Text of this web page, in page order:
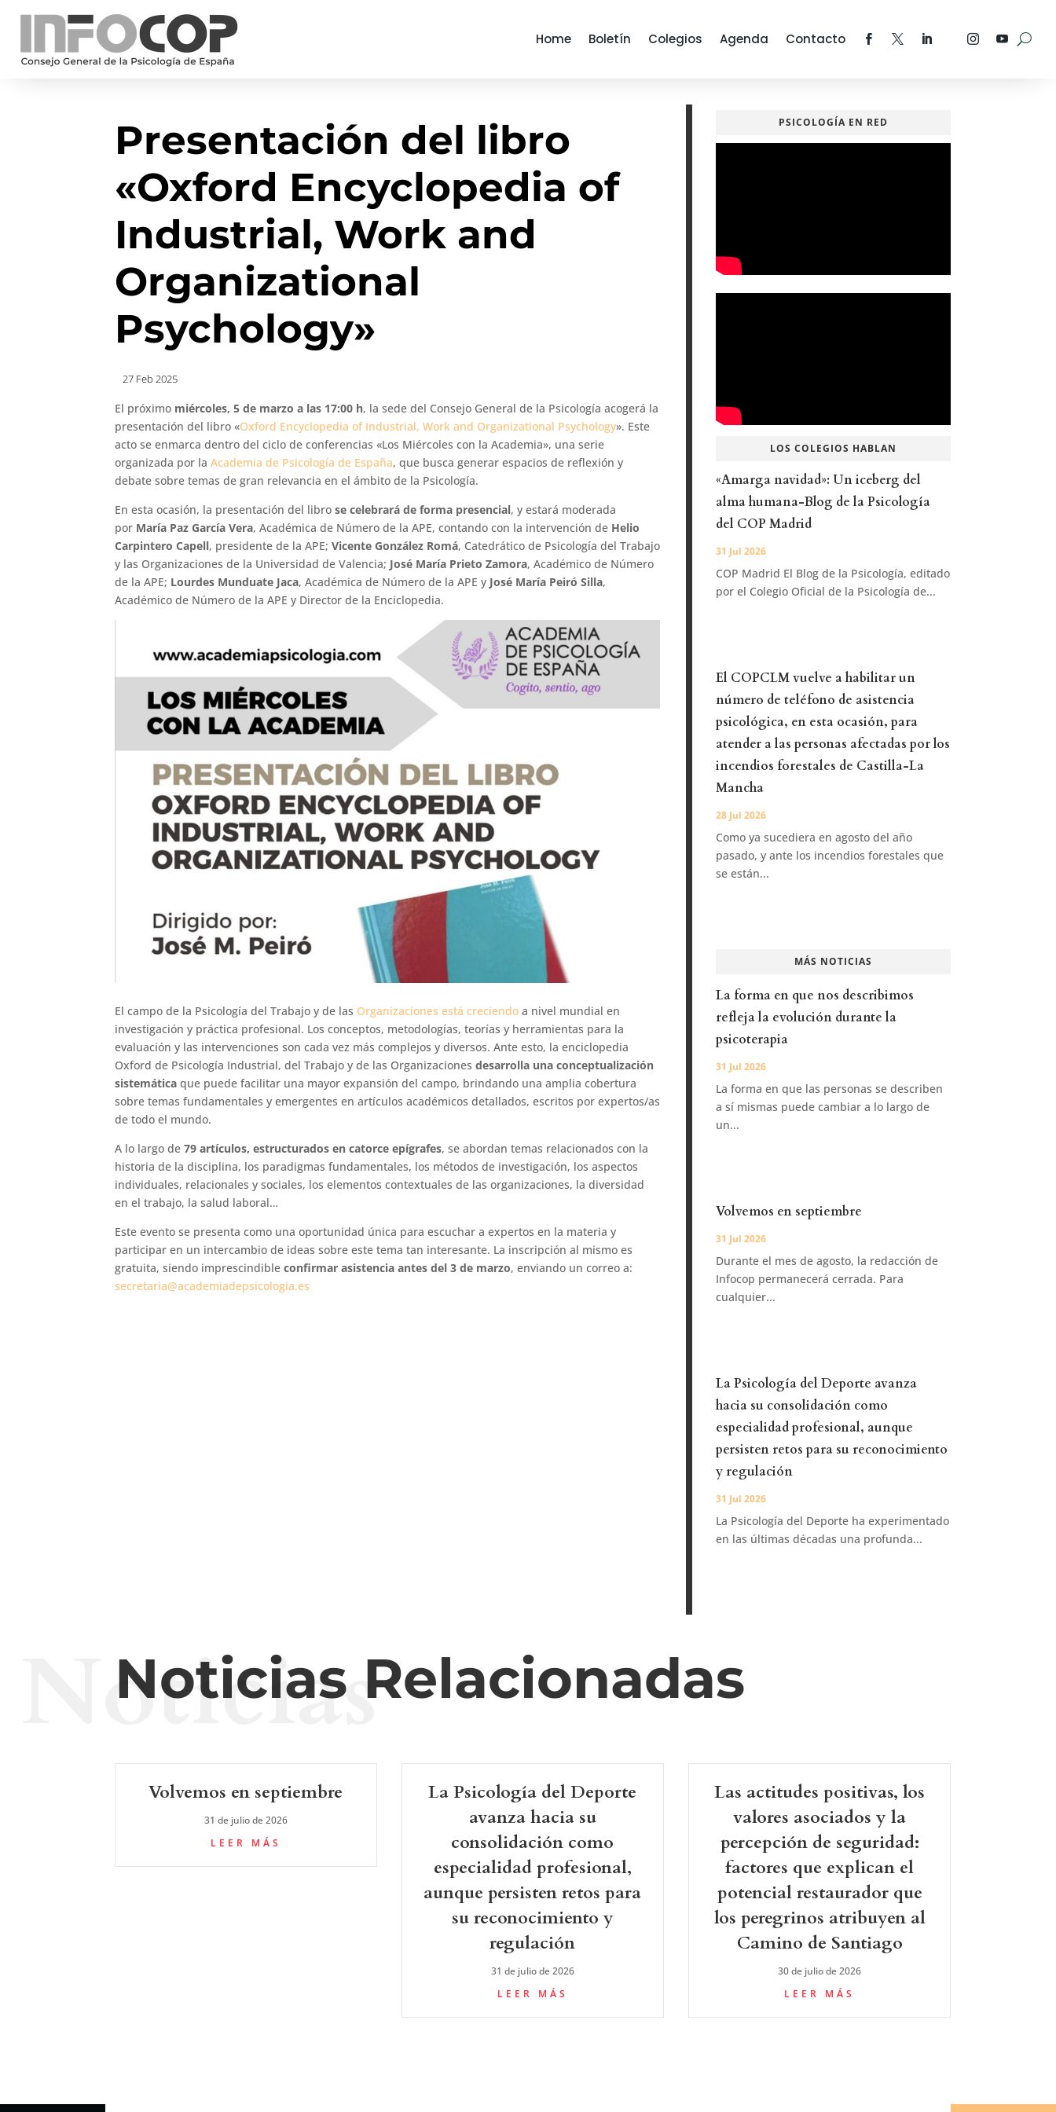
Home Boletín Colegios Agenda Contacto
Presentación del libro
«Oxford Encyclopedia of
Industrial, Work and
Organizational
Psychology»
27 Feb 2025
El próximo miércoles, 5 de marzo a las 17:00 h, la sede del Consejo General de la Psicología acogerá la
presentación del libro «Oxford Encyclopedia of Industrial, Work and Organizational Psychology». Este
acto se enmarca dentro del ciclo de conferencias «Los Miércoles con la Academia», una serie
organizada por laAcademia de Psicología de España, que busca generar espacios de reflexión y
debate sobre temas de gran relevancia en el ámbito de la Psicología.
En esta ocasión, la presentación del librose celebrará de forma presencial, y estará moderada
por María Paz García Vera, Académica de Número de la APE, contando con la intervención de Helio
Carpintero Capell, presidente de la APE;Vicente González Romá, Catedrático de Psicología del Trabajo
y las Organizaciones de la Universidad de Valencia; José María Prieto Zamora, Académico de Número
de la APE; Lourdes Munduate Jaca, Académica de Número de la APE y José María Peiró Silla,
Académico de Número de la APE y Director de la Enciclopedia.
El campo de la Psicología del Trabajo y de las Organizaciones está creciendo a nivel mundial en
investigación y práctica profesional. Los conceptos, metodologías, teorías y herramientas para la
evaluación y las intervenciones son cada vez más complejos y diversos. Ante esto, la enciclopedia
Oxford de Psicología Industrial, del Trabajo y de las Organizacionesdesarrolla una conceptualización
sistemática que puede facilitar una mayor expansión del campo, brindando una amplia cobertura
sobre temas fundamentales y emergentes en artículos académicos detallados, escritos por expertos/as
de todo el mundo.
A lo largo de79 artículos, estructurados en catorce epígrafes, se abordan temas relacionados con la
historia de la disciplina, los paradigmas fundamentales, los métodos de investigación, los aspectos
individuales, relacionales y sociales, los elementos contextuales de las organizaciones, la diversidad
en el trabajo, la salud laboral…
Este evento se presenta como una oportunidad única para escuchar a expertos en la materia y
participar en un intercambio de ideas sobre este tema tan interesante. La inscripción al mismo es
gratuita, siendo imprescindibleconfirmar asistencia antes del 3 de marzo, enviando un correo a:
secretaria@academiadepsicologia.es
PSICOLOGÍA EN RED
LOS COLEGIOS HABLAN
«Amarga navidad»: Un iceberg del
alma humana-Blog de la Psicología
del COP Madrid
31 Jul 2026
COP Madrid El Blog de la Psicología, editado
por el Colegio Oficial de la Psicología de...
El COPCLM vuelve a habilitar un
número de teléfono de asistencia
psicológica, en esta ocasión, para
atender a las personas afectadas por los
incendios forestales de Castilla-La
Mancha
28 Jul 2026
Como ya sucediera en agosto del año
pasado, y ante los incendios forestales que
se están...
MÁS NOTICIAS
La forma en que nos describimos
refleja la evolución durante la
psicoterapia
31 Jul 2026
La forma en que las personas se describen
a sí mismas puede cambiar a lo largo de
un...
Volvemos en septiembre
31 Jul 2026
Durante el mes de agosto, la redacción de
Infocop permanecerá cerrada. Para
cualquier...
La Psicología del Deporte avanza
hacia su consolidación como
especialidad profesional, aunque
persisten retos para su reconocimiento
y regulación
31 Jul 2026
La Psicología del Deporte ha experimentado
en las últimas décadas una profunda...
Noticias Relacionadas
Noticias
Volvemos en septiembre
31 de julio de 2026
LEER MÁS
La Psicología del Deporte
avanza hacia su
consolidación como
especialidad profesional,
aunque persisten retos para
su reconocimiento y
regulación
31 de julio de 2026
LEER MÁS
Las actitudes positivas, los
valores asociados y la
percepción de seguridad:
factores que explican el
potencial restaurador que
los peregrinos atribuyen al
Camino de Santiago
30 de julio de 2026
LEER MÁS